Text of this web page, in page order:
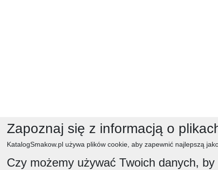
Zapoznaj się z informacją o
KatalogSmakow.pl używa plików cookie, aby zapewnić najlepszą
Czy możemy używać Twoich danych,